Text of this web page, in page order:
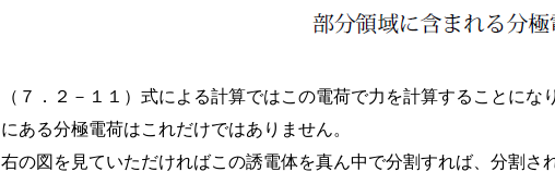
（７．２－１１）式による計算ではこの電荷で力を計算することに
にある分極電荷はこれだけではありません。
右の図を見ていただければこの誘電体を真ん中で分割すれば、分割さ